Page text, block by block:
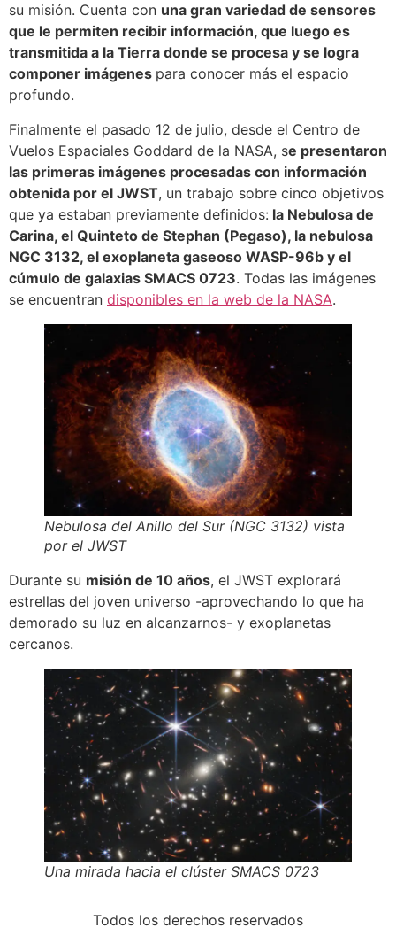
su misión. Cuenta con una gran variedad de sensores
que le permiten recibir información, que luego es
transmitida a la Tierra donde se procesa y se logra
componer imágenes para conocer más el espacio
profundo.
Finalmente el pasado 12 de julio, desde el Centro de
Vuelos Espaciales Goddard de la NASA, se presentaron
las primeras imágenes procesadas con información
obtenida por el JWST, un trabajo sobre cinco objetivos
que ya estaban previamente definidos: la Nebulosa de
Carina, el Quinteto de Stephan (Pegaso), la nebulosa
NGC 3132, el exoplaneta gaseoso WASP-96b y el
cúmulo de galaxias SMACS 0723. Todas las imágenes
se encuentran disponibles en la web de la NASA.
Nebulosa del Anillo del Sur (NGC 3132) vista
por el JWST
Durante su misión de 10 años, el JWST explorará
estrellas del joven universo -aprovechando lo que ha
demorado su luz en alcanzarnos- y exoplanetas
cercanos.
Una mirada hacia el clúster SMACS 0723
Todos los derechos reservados